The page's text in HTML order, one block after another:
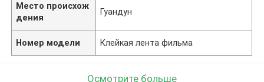
Место происхож
дения
Гуандун
Номер модели Клейкая лента фильма
Осмотрите больше